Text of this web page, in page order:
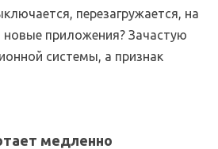
перезагружается, на
приложения? Зачастую
системы, а признак
медленно